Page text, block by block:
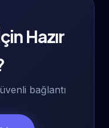
Hazır
bağlantı